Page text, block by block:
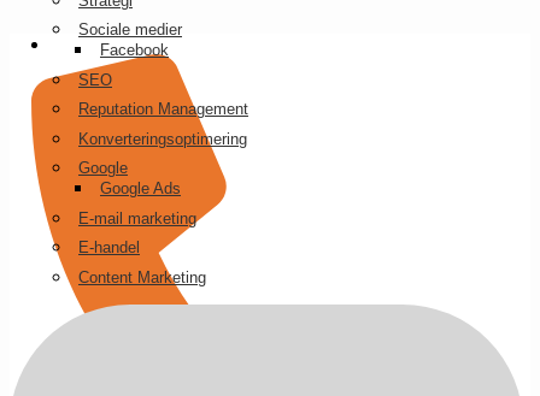
Sociale medier
Facebook
SEO
Reputation Management
Konverteringsoptimering
Google
Google Ads
E-mail marketing
E-handel
Content Marketing